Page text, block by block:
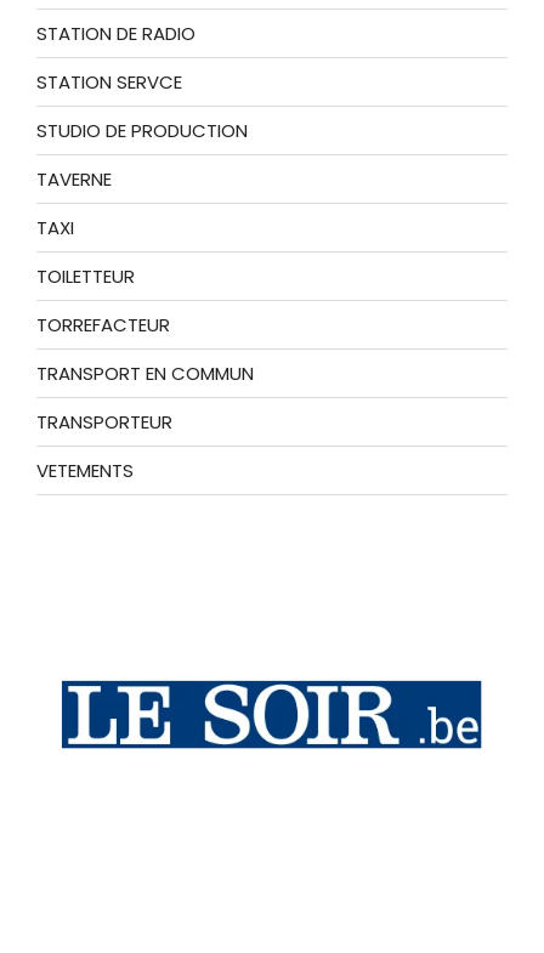
STATION DE RADIO
STATION SERVCE
STUDIO DE PRODUCTION
TAVERNE
TAXI
TOILETTEUR
TORREFACTEUR
TRANSPORT EN COMMUN
TRANSPORTEUR
VETEMENTS